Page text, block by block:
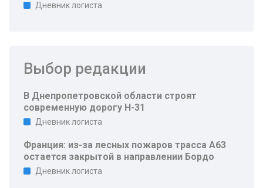
Дневник логиста
Выбор редакции
В Днепропетровской области строят
современную дорогу Н-31
Дневник логиста
Франция: из-за лесных пожаров трасса A63
остается закрытой в направлении Бордо
Дневник логиста